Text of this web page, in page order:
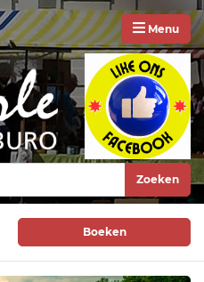
Menu
Zoeken
Boeken